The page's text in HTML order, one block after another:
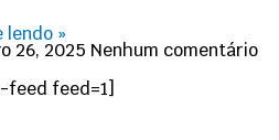
lendo »
26, 2025 Nenhum comentário
feed=1]